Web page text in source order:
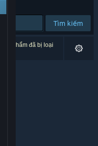
Tìm kiếm
phẩm đã bị loại